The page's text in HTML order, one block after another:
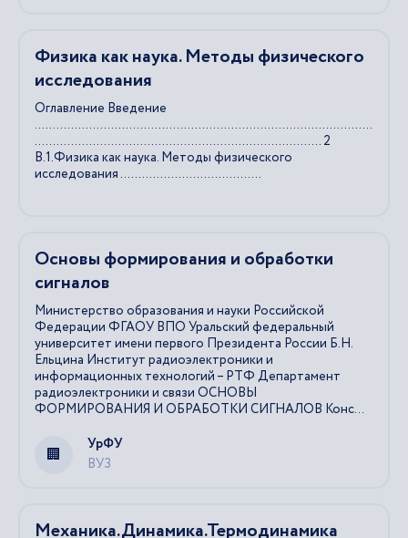
Физика как наука. Методы физического
исследования
Оглавление Введение
.............................................................................................
............................................................................... 2
В.1.Физика как наука. Методы физического
исследования .......................................
Основы формирования и обработки
сигналов
Министерство образования и науки Российской
Федерации ФГАОУ ВПО Уральский федеральный
университет имени первого Президента России Б.Н.
Ельцина Институт радиоэлектроники и
информационных технологий – РТФ Департамент
радиоэлектроники и связи ОСНОВЫ
ФОРМИРОВАНИЯ И ОБРАБОТКИ СИГНАЛОВ Конс...
ВУЗ
УрФУ
Механика.Динамика.Термодинамика